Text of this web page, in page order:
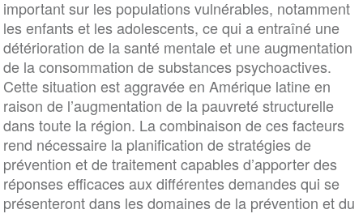
important sur les populations vulnérables, notamment
les enfants et les adolescents, ce qui a entraîné une
détérioration de la santé mentale et une augmentation
de la consommation de substances psychoactives.
Cette situation est aggravée en Amérique latine en
raison de l’augmentation de la pauvreté structurelle
dans toute la région. La combinaison de ces facteurs
rend nécessaire la planification de stratégies de
prévention et de traitement capables d’apporter des
réponses efficaces aux différentes demandes qui se
présenteront dans les domaines de la prévention et du